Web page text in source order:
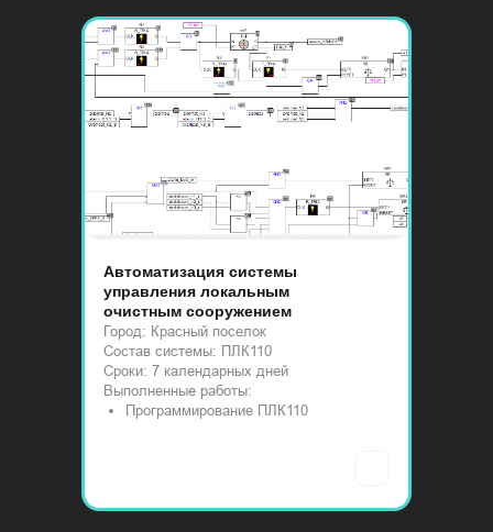
Автоматизация системы
управления локальным
очистным сооружением
Город: Красный поселок
Состав системы: ПЛК110
Сроки: 7 календарных дней
Выполненные работы:
Программирование ПЛК110
Разработка и внедрение
управления подпиткой в
частном доме
Город: Московская область
Состав системы: ПР100
Сроки: 1 календарный день
Выполненные работы:
Сборка щита управления